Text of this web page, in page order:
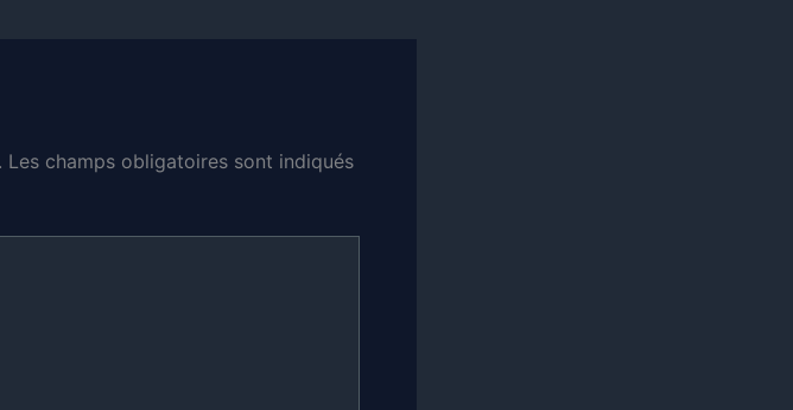
Les champs obligatoires sont indiqués